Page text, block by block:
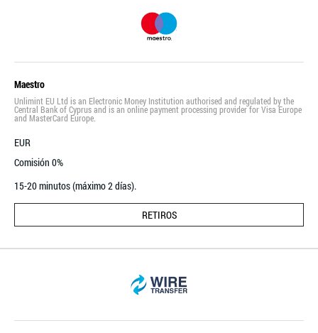
Maestro
Unlimint EU Ltd is an Electronic Money Institution authorised and regulated by the
Central Bank of Cyprus and is an online payment processing provider for Visa Europe
and MasterCard Europe.
EUR
Comisión 0%
15-20 minutos (máximo 2 días).
RETIROS